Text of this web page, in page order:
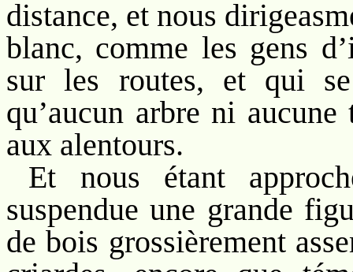
distance, et nous
blanc, comme les gens
sur les routes, et qui
qu’aucun arbre ni
aux alentours.
Et nous étant
suspendue une grande
de bois grossièrement